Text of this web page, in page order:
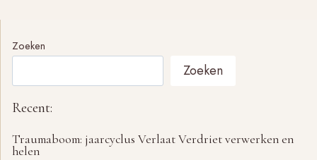
Zoeken
Zoeken
Recent:
Traumaboom: jaarcyclus Verlaat Verdriet verwerken en
helen